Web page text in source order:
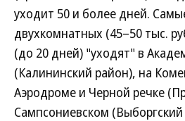
уходит 50 и более дней.
двухкомнатных (45–50 тыс.
(до 20 дней) "уходят" в
(Калининский район), на
Аэродроме и Черной речке
Сампсониевском